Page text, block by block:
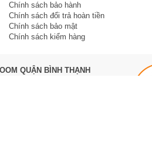
Chính sách bảo hành
Chính sách đổi trả hoàn tiền
Chính sách bảo mật
Chính sách kiểm hàng
QUẬN BÌNH THẠNH